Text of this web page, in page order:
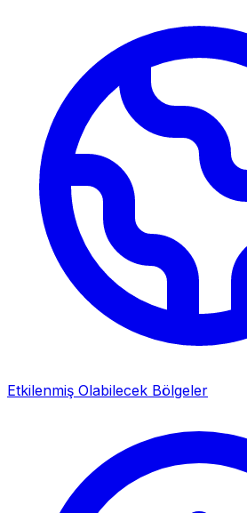
Etkilenmiş Olabilecek Bölgeler